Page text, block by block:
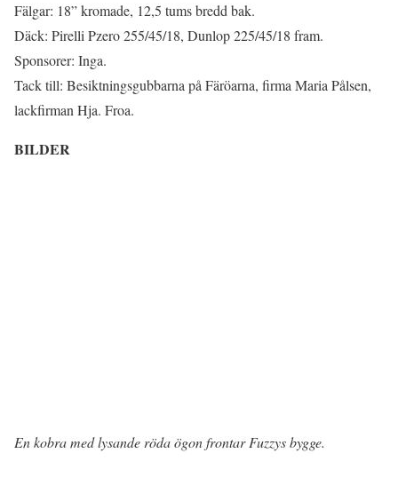
Fälgar: 18” kromade, 12,5 tums bredd bak.
Däck: Pirelli Pzero 255/45/18, Dunlop 225/45/18 fram.
Sponsorer: Inga.
Tack till: Besiktningsgubbarna på Färöarna, firma Maria Pålsen,
lackfirman Hja. Froa.
BILDER
En kobra med lysande röda ögon frontar Fuzzys bygge.